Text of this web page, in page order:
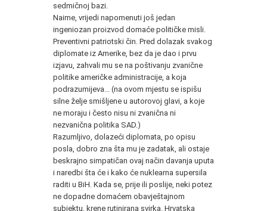
sedmičnoj bazi.
Naime, vrijedi napomenuti još jedan
ingeniozan proizvod domaće političke misli.
Preventivni patriotski čin. Pred dolazak svakog
diplomate iz Amerike, bez da je dao i prvu
izjavu, zahvali mu se na poštivanju zvanične
politike američke administracije, a koja
podrazumijeva... (na ovom mjestu se ispišu
silne želje smišljene u autorovoj glavi, a koje
ne moraju i često nisu ni zvanična ni
nezvanična politika SAD.)
Razumljivo, dolazeći diplomata, po opisu
posla, dobro zna šta mu je zadatak, ali ostaje
beskrajno simpatičan ovaj način davanja uputa
i naredbi šta će i kako će nuklearna supersila
raditi u BiH. Kada se, prije ili poslije, neki potez
ne dopadne domaćem obavještajnom
subjektu, krene rutinirana svirka. Hrvatska